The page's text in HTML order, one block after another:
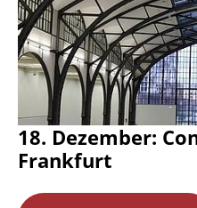
18. Dezember:
Frankfurt